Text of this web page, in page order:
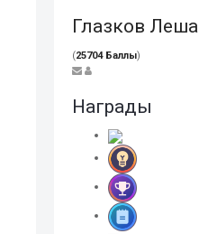
Глазков Леша
(25704 Баллы)
Награды